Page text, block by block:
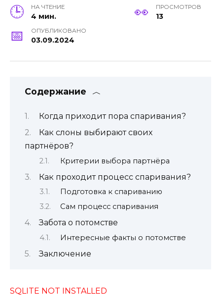
НА ЧТЕНИЕ
4 мин.
ПРОСМОТРОВ
13
ОПУБЛИКОВАНО
03.09.2024
Содержание
Когда приходит пора спаривания?
Как слоны выбирают своих
партнёров?
Критерии выбора партнёра
Как проходит процесс спаривания?
Подготовка к спариванию
Сам процесс спаривания
Забота о потомстве
Интересные факты о потомстве
Заключение
SQLITE NOT INSTALLED